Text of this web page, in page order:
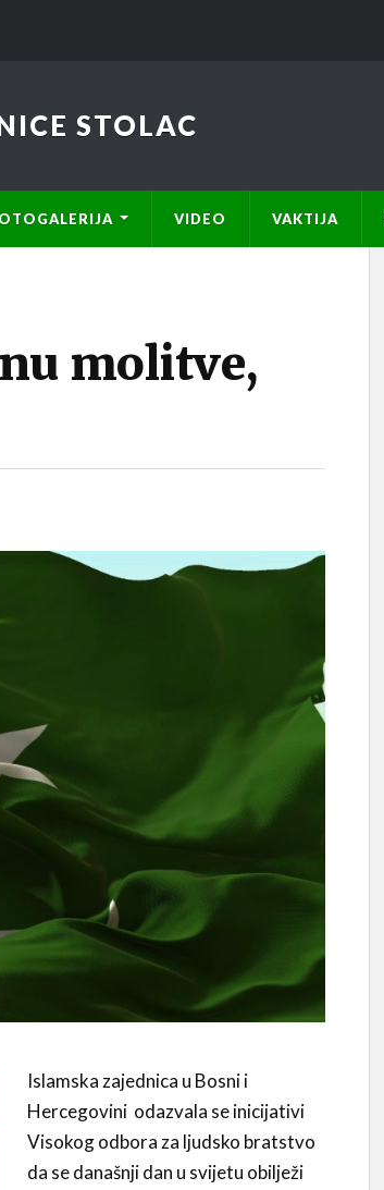
STOLAC
VIDEO VAKTIJA
molitve,
Islamska zajednica u Bosni i
Hercegovini odazvala se inicijativi
Visokog odbora za ljudsko bratstvo
da se današnji dan u svijetu obilježi